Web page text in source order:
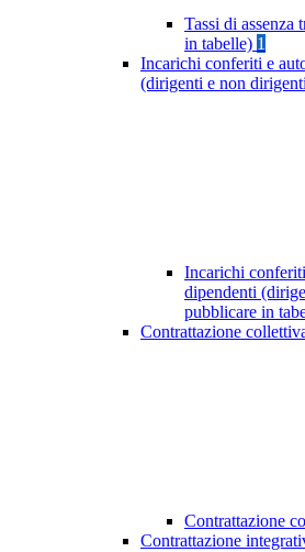
Tassi di assenza
in tabelle) 1
Incarichi conferiti e
(dirigenti e non
Incarichi
dipendenti
pubblicare in
Contrattazione
Contrattazione
Contrattazione